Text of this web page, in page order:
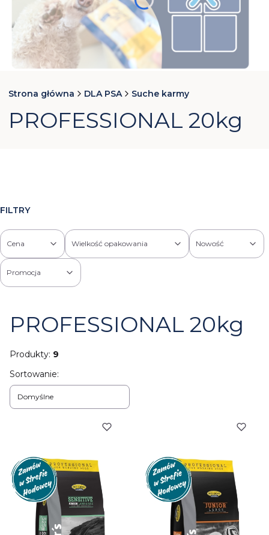
Strona główna
DLA PSA Suche karmy
PROFESSIONAL 20kg
FILTRY
Cena Wielkość opakowania Nowość
Promocja
PROFESSIONAL 20kg
Produkty: 9
Lista produktów
Sortowanie:
Domyślne